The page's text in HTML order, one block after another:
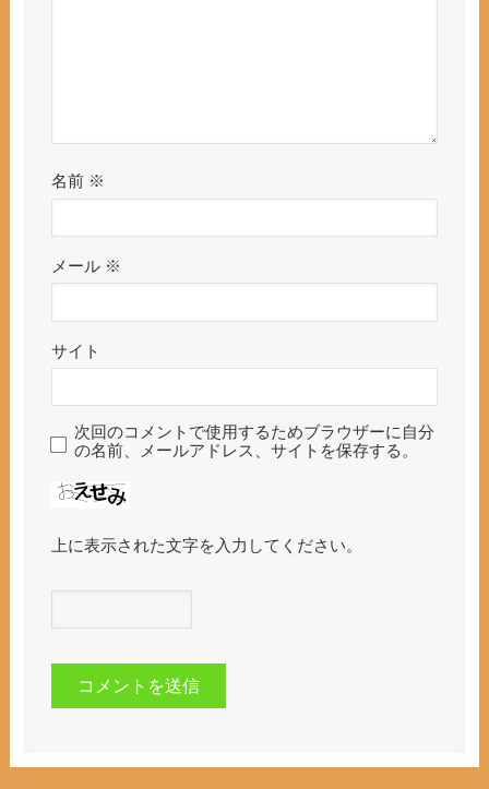
名前 ※
メール ※
サイト
次回のコメントで使用するためブラウザーに自分
の名前、メールアドレス、サイトを保存する。
上に表示された文字を入力してください。